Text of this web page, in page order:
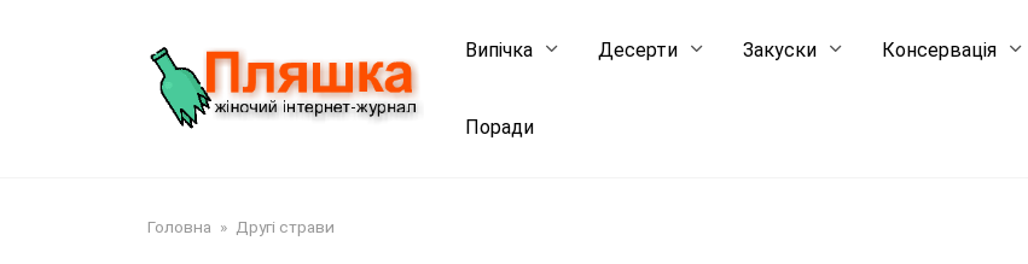
Випічка Десерти Закуски Консервація
Поради
Головна » Другі страви